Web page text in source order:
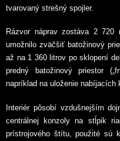
tvarovaný strešný spojler.
Rázvor náprav zostáva 2 720
umožnilo zväčšiť batožinový
až na 1 360 litrov po sklopení
predný batožinový priestor
napríklad na uloženie nabíjacích
Interiér pôsobí vzdušnejším
centrálnej konzoly na stĺpik
prístrojového štítu, použité sú